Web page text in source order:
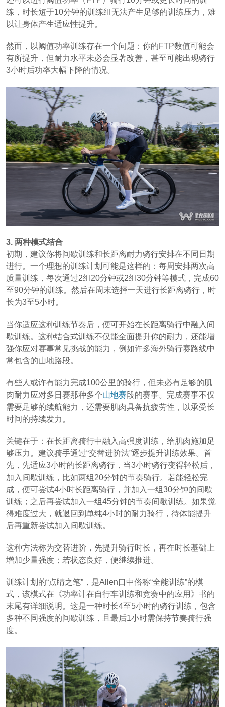
练，时长短于10分钟的训练组无法产生足够的训练压力，难
以让身体产生适应性提升。
然而，以阈值功率训练存在一个问题：你的FTP数值可能会
有所提升，但耐力水平未必会显著改善，甚至可能出现骑行
3小时后功率大幅下降的情况。
3. 两种模式结合
初期，建议你将间歇训练和长距离耐力骑行安排在不同日期
进行。一个理想的训练计划可能是这样的：每周安排两次高
质量训练，每次通过2组20分钟或2组30分钟等模式，完成60
至90分钟的训练。然后在周末选择一天进行长距离骑行，时
长为3至5小时。
当你适应这种训练节奏后，便可开始在长距离骑行中融入间
歇训练。这种结合式训练不仅能全面提升你的耐力，还能增
强你应对赛事常见挑战的能力，例如许多海外骑行赛路线中
常包含的山地路段。
有些人或许有能力完成100公里的骑行，但未必有足够的肌
肉耐力应对多日赛那种多个山地赛段的赛事。完成赛事不仅
需要足够的续航能力，还需要肌肉具备抗疲劳性，以承受长
时间的持续发力。
关键在于：在长距离骑行中融入高强度训练，给肌肉施加足
够压力。建议骑手通过“交替进阶法”逐步提升训练效果。首
先，先适应3小时的长距离骑行，当3小时骑行变得轻松后，
加入间歇训练，比如两组20分钟的节奏骑行。若能轻松完
成，便可尝试4小时长距离骑行，并加入一组30分钟的间歇
训练；之后再尝试加入一组45分钟的节奏间歇训练。如果觉
得难度过大，就退回到单纯4小时的耐力骑行，待体能提升
后再重新尝试加入间歇训练。
这种方法称为交替进阶，先提升骑行时长，再在时长基础上
增加少量强度；若状态良好，便继续推进。
训练计划的“点睛之笔”，是Allen口中俗称“全能训练”的模
式，该模式在《功率计在自行车训练和竞赛中的应用》书的
末尾有详细说明。这是一种时长4至5小时的骑行训练，包含
多种不同强度的间歇训练，且最后1小时需保持节奏骑行强
度。